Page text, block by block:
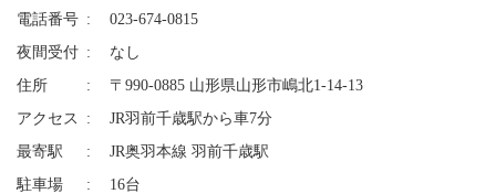
電話番号
023-674-0815
夜間受付
なし
住所
〒990-0885 山形県山形市嶋北1-14-13
アクセス
JR羽前千歳駅から車7分
最寄駅
JR奥羽本線 羽前千歳駅
駐車場
16台